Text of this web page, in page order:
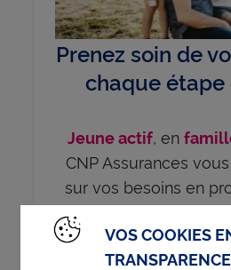
Prenez soin de
chaque étape
Jeune actif, en
CNP Assurances
sur vos besoins en
avec des offres
garanties
VOS COOKIES
TRANSPARENCE